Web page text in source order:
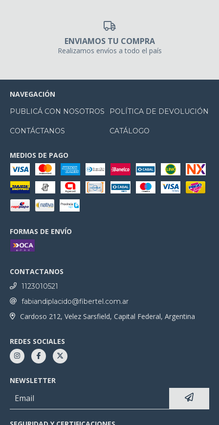
ENVIAMOS TU COMPRA
Realizamos envíos a todo el país
NAVEGACIÓN
PUBLICÁ CON NOSOTROS POLÍTICA DE DEVOLUCIÓN
CONTÁCTANOS CATÁLOGO
MEDIOS DE PAGO
FORMAS DE ENVÍO
CONTACTANOS
1123010521
fabiandiplacido@fibertel.com.ar
Cardoso 212, Velez Sarsfield, Capital Federal, Argentina
REDES SOCIALES
NEWSLETTER